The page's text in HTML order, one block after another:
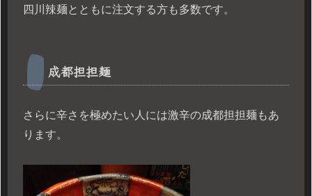
四川辣麺とともに注文する方も多数です。
成都担担麺
さらに辛さを極めたい人には激辛の成都担担麺もあ
ります。